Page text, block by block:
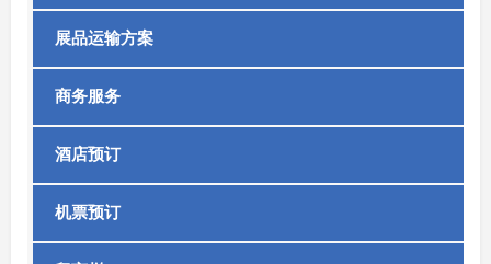
展品运输方案
商务服务
酒店预订
机票预订